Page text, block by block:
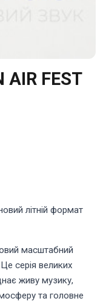
AIR FEST
літній формат
масштабний
серія великих
живу музику,
та головне